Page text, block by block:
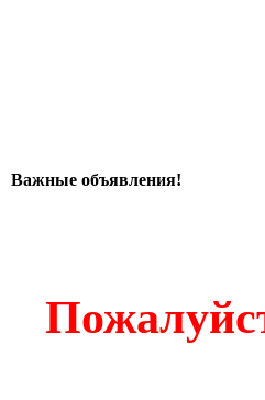
Важные объявления!